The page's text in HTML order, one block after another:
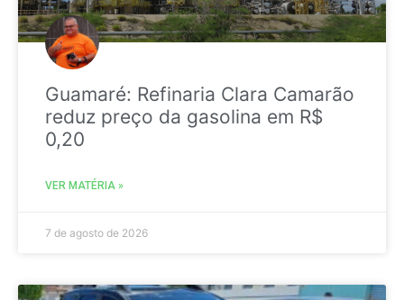
Guamaré: Refinaria Clara Camarão
reduz preço da gasolina em R$
0,20
VER MATÉRIA »
7 de agosto de 2026